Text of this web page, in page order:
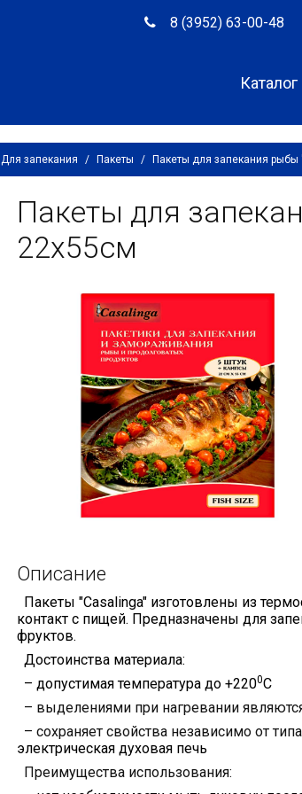
8 (3952) 63-00-48
Каталог
Для запекания / Пакеты / Пакеты для запекания
Пакеты для
22х55см
Описание
Пакеты "Casalinga" изготовлены из
контакт с пищей. Предназначены для
фруктов.
Достоинства материала:
– допустимая температура до +2200С
– выделениями при нагревании
– сохраняет свойства независимо от
электрическая духовая печь
Преимущества использования: